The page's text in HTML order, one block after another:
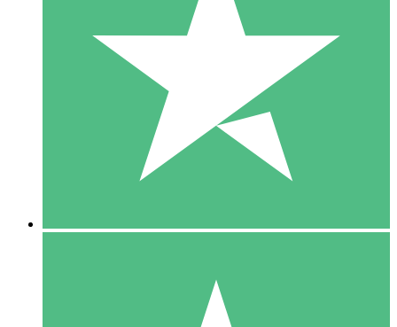
Betaal per gebruik met downloadtegoeden. Geen maandelijkse
1000
10 Downloaden
20 00